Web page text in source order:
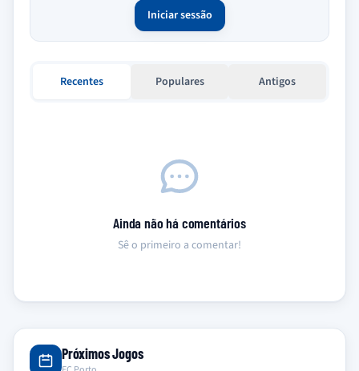
Iniciar sessão
Recentes Populares Antigos
Ainda não há comentários
Sê o primeiro a comentar!
Próximos Jogos